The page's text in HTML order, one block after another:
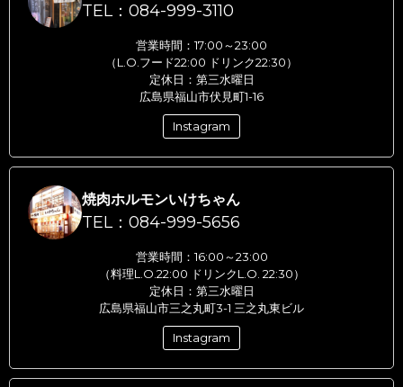
TEL：084-999-3110
営業時間：17:00～23:00
（L.O.フード22:00 ドリンク22:30）
定休日：第三水曜日
広島県福山市伏見町1-16
Instagram
焼肉ホルモンいけちゃん
TEL：084-999-5656
営業時間：16:00～23:00
（料理L.O.22:00 ドリンクL.O. 22:30）
定休日：第三水曜日
広島県福山市三之丸町3-1 三之丸東ビル
Instagram